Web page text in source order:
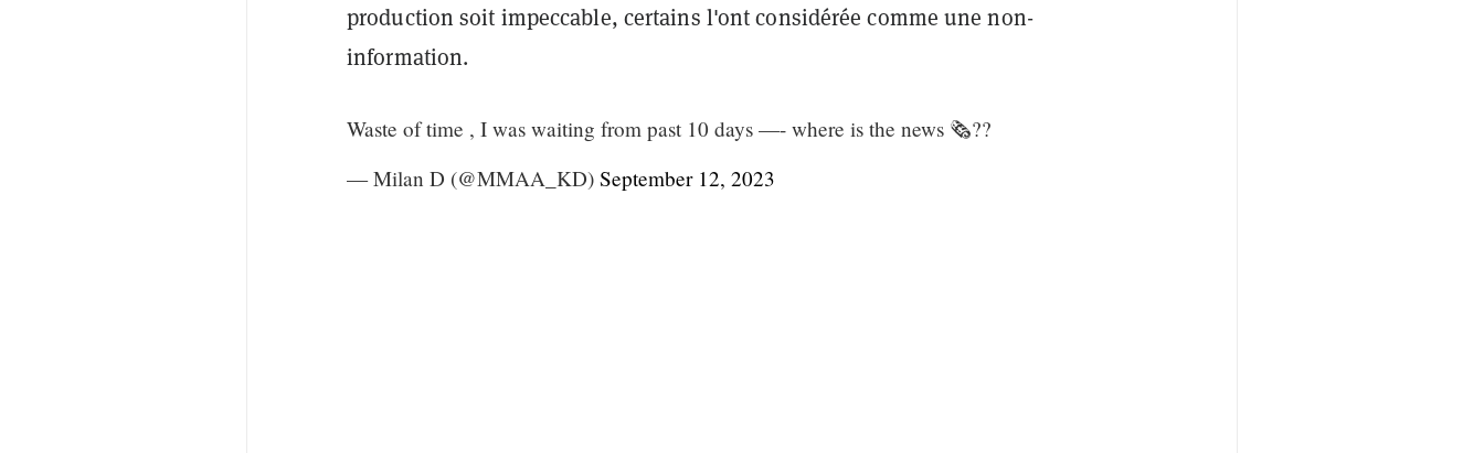
production soit impeccable, certains l'ont considérée comme une non-
information.
Waste of time , I was waiting from past 10 days —- where is the news 🗞️??
— Milan D (@MMAA_KD) September 12, 2023